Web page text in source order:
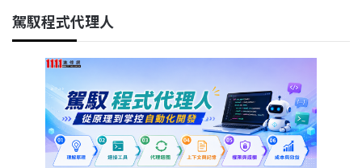
駕馭程式代理人